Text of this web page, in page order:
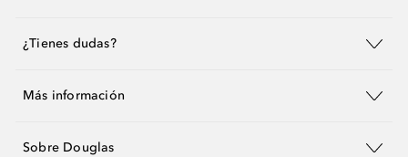
¿Tienes dudas?
Más información
Sobre Douglas